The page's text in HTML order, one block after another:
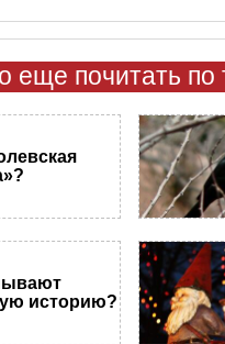
еще почитать по
историю?